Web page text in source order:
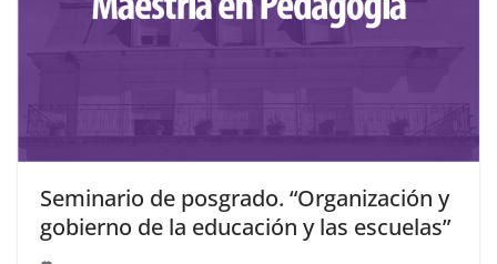
Seminario de posgrado. “Organización y
gobierno de la educación y las escuelas”